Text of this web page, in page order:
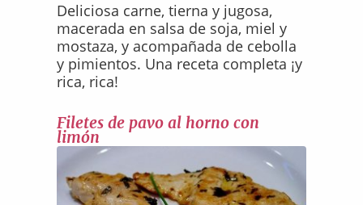
Deliciosa carne, tierna y jugosa,
macerada en salsa de soja, miel y
mostaza, y acompañada de cebolla
y pimientos. Una receta completa ¡y
rica, rica!
Filetes de pavo al horno con
limón